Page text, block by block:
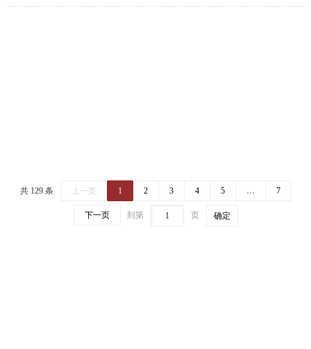
共 129 条 上一页 1 2 3 4 5 … 7
下一页 到第 页 确定